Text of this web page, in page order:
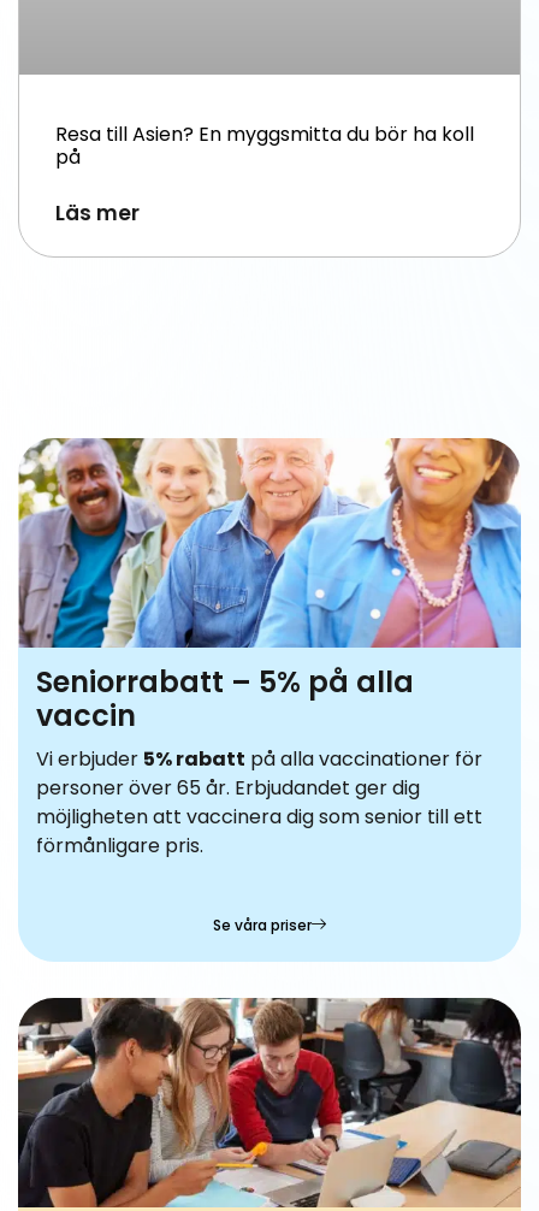
Resa till Asien? En myggsmitta du bör ha koll
på
Läs mer
Seniorrabatt – 5% på alla
vaccin
Vi erbjuder 5% rabatt på alla vaccinationer för
personer över 65 år. Erbjudandet ger dig
möjligheten att vaccinera dig som senior till ett
förmånligare pris.
Se våra priser